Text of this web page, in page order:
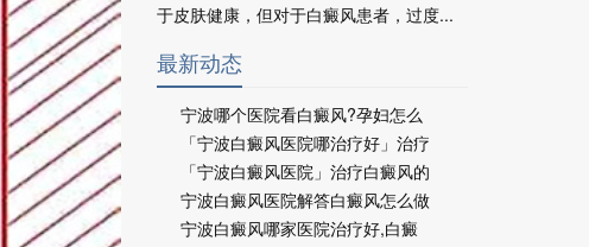
于皮肤健康，但对于白癜风患者，过度...
最新动态
宁波哪个医院看白癜风?孕妇怎么
「宁波白癜风医院哪治疗好」治疗
「宁波白癜风医院」治疗白癜风的
宁波白癜风医院解答白癜风怎么做
宁波白癜风哪家医院治疗好,白癜